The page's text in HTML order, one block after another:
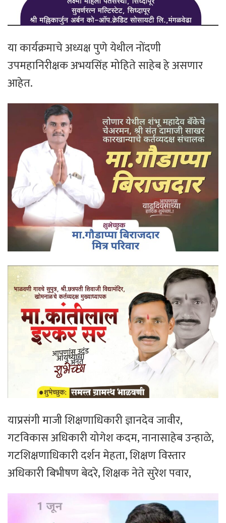
या कार्यक्रमाचे अध्यक्ष पुणे येथील नोंदणी
उपमहानिरीक्षक अभयसिंह मोहिते साहेब हे असणार
आहेत.
याप्रसंगी माजी शिक्षणाधिकारी ज्ञानदेव जावीर,
गटविकास अधिकारी योगेश कदम, नानासाहेब उन्हाळे,
गटशिक्षणाधिकारी दर्शन मेहता, शिक्षण विस्तार
अधिकारी बिभीषण बेदरे, शिक्षक नेते सुरेश पवार,